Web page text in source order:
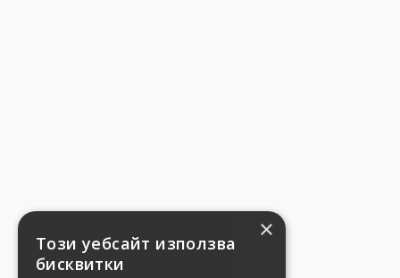
×
Този уебсайт използва
бисквитки